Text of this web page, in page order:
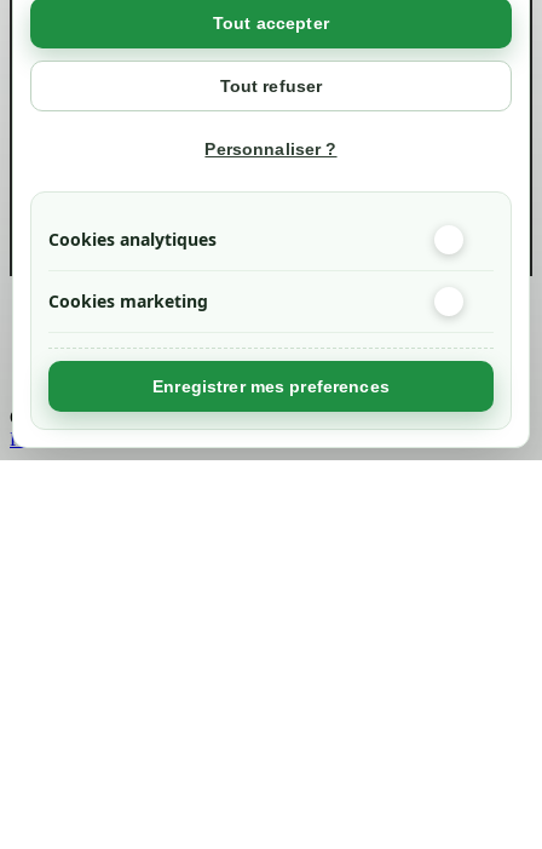
Tout accepter
Tout refuser
Personnaliser ?
Cookies analytiques
Cookies marketing
Enregistrer mes preferences
Votre compte
info@green-tech-shop.com
Created byNageoconcept
Chargement...
Retour en haut